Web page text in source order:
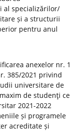
al specializărilor/
și a structurii
pentru anul
anexelor nr. 1
385/2021 privind
universitare de
de studenţi ce
2021-2022
și programele
acreditate și